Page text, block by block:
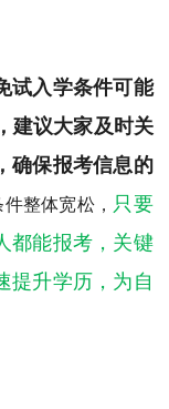
入学条件可能
建议大家及时关
确保报考信息的
整体宽松， 只要
都能报考，关键
提升学历，为自